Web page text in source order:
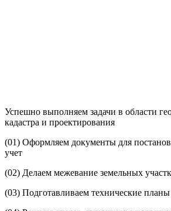
Успешно выполняем задачи в области
кадастра и проектирования
(01) Оформляем документы для
учет
(02) Делаем межевание земельных
(03) Подготавливаем технические